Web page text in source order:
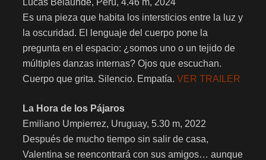
Lucas Belaunde, Perú, 4.46 m, 2024
Es una pieza que habita los intersticios entre la luz y
la oscuridad. El lenguaje del cuerpo pone la
pregunta en el espacio: ¿somos uno o un tejido de
múltiples danzas internas? Ojos que escuchan.
Cuerpo que grita. Silencio. Empatía. VER TRAILER
La Hora de los Pájaros
Emiliano Umpierrez, Uruguay, 5.30 m, 2022
Después de mucho tiempo sin salir de casa,
Valentina se reencontrará con sus amigos… aunque